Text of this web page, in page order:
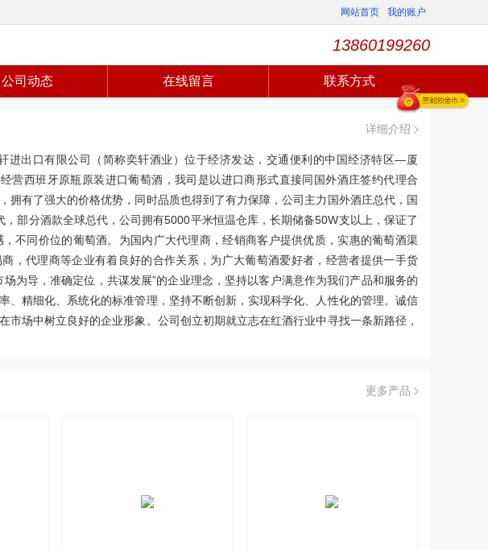
网站首页 我的账户
13860199260
公司动态 在线留言 联系方式
详细介绍
进出口有限公司（简称奕轩酒业）位于经济发达，交通便利的中国经济特区—厦
营西班牙原瓶原装进口葡萄酒，我司是以进口商形式直接同国外酒庄签约代理合
有了强大的价格优势，同时品质也得到了有力保障，公司主力国外酒庄总代，国
部分酒款全球总代，公司拥有5000平米恒温仓库，长期储备50W支以上，保证了
不同价位的葡萄酒。为国内广大代理商，经销商客户提供优质，实惠的葡萄酒渠
代理商等企业有着良好的合作关系，为广大葡萄酒爱好者，经营者提供一手货
为导，准确定位，共谋发展”的企业理念，坚持以客户满意作为我们产品和服务的
、精细化、系统化的标准管理，坚持不断创新，实现科学化、人性化的管理。诚信
场中树立良好的企业形象。公司创立初期就立志在红酒行业中寻找一条新路径，
更多产品